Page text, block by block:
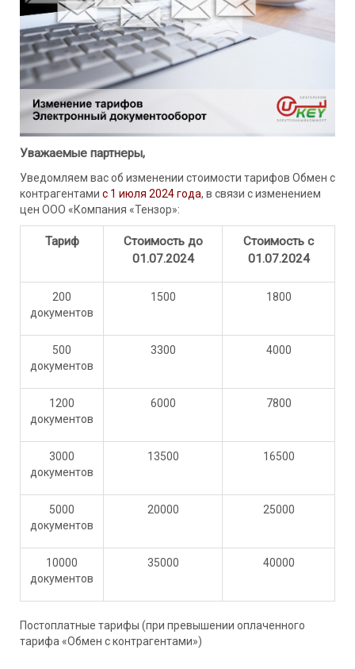
Уважаемые партнеры,
Уведомляем вас об изменении стоимости тарифов Обмен с
контрагентами с 1 июля 2024 года, в связи с изменением
цен ООО «Компания «Тензор»:
Тариф
Стоимость до
01.07.2024
Стоимость с
01.07.2024
200
документов
1500 1800
500
документов
3300 4000
1200
документов
6000 7800
3000
документов
13500 16500
5000
документов
20000 25000
10000
документов
35000 40000
Постоплатные тарифы (при превышении оплаченного
тарифа «Обмен с контрагентами»)